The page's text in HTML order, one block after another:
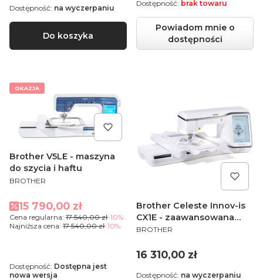
Do koszyka
Dostępność: na wyczerpaniu
Powiadom mnie o
dostępności
Dostępność: brak towaru
OKAZJA
Brother V5LE - maszyna
do szycia i haftu
PRODUCENT
BROTHER
Cena promocyjna
15 790,00 zł
Cena regularna: 17 540,00 zł-10%
Najniższa cena: 17 540,00 zł-10%
Dostępność: Dostępna jest
nowa wersja
Brother Celeste Innov-is
CX1E - zaawansowana
hafciarka z dużym polem
PRODUCENT
BROTHER
Cena
16 310,00 zł
Dostępność: na wyczerpaniu